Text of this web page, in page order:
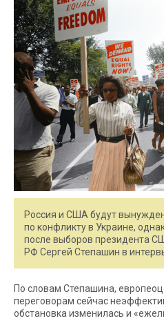
Россия и США будут
по конфликту в Украине,
после выборов президента
РФ Сергей Степашин в
По словам Степашина,
переговорам сейчас
обстановка изменилась и